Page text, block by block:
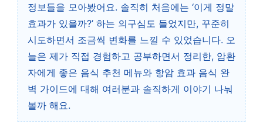
정보들을 모아봤어요. 솔직히 처음에는 ‘이게 정말
효과가 있을까?’ 하는 의구심도 들었지만, 꾸준히
시도하면서 조금씩 변화를 느낄 수 있었습니다. 오
늘은 제가 직접 경험하고 공부하면서 정리한, 암환
자에게 좋은 음식 추천 메뉴와 항암 효과 음식 완
벽 가이드에 대해 여러분과 솔직하게 이야기 나눠
볼까 해요.